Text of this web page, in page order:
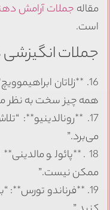
مقاله جملات آرامش
است.
جملات انگیزشی
16. **زلاتان
همه چیز سخت به نظر
17. **رونالدینیو**:
می‌برد.”
18. **پائولو
ممکن نیست.”
19. **فرناندو